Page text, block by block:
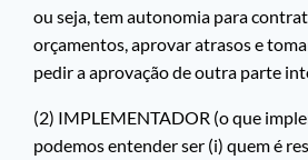
ou seja, tem autonomia para
orçamentos, aprovar atrasos e
pedir a aprovação de outra parte
(2) IMPLEMENTADOR (o que
podemos entender ser (i) quem é